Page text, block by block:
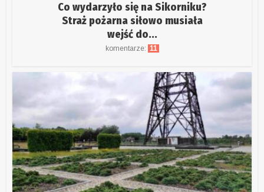
Co wydarzyło się na Sikorniku?
Straż pożarna siłowo musiała
wejść do...
komentarze: 11